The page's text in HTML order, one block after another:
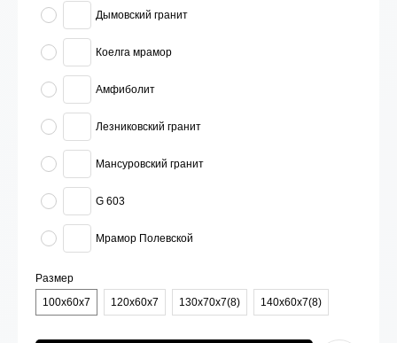
Дымовский гранит
Коелга мрамор
Амфиболит
Лезниковский гранит
Мансуровский гранит
G 603
Мрамор Полевской
Размер
100х60х7
120х60х7 130х70х7(8) 140х60х7(8)